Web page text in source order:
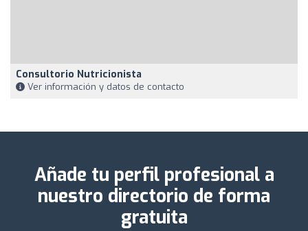
Consultorio Nutricionista
Ver información y datos de contacto
Añade tu perfil profesional a
nuestro directorio de forma
gratuita